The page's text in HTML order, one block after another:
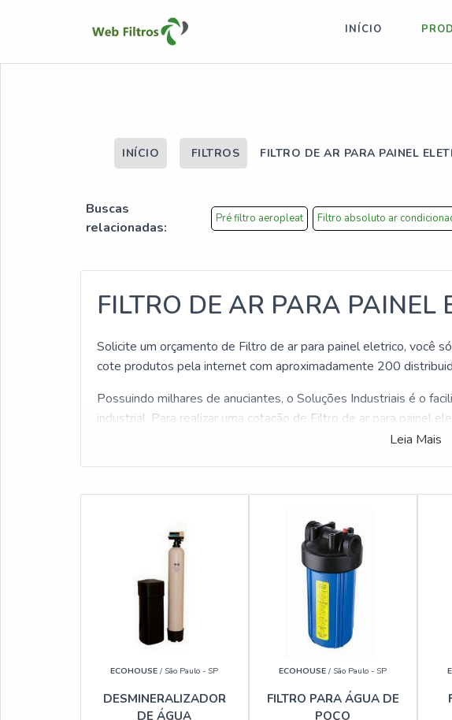
INÍCIO
INÍCIO FILTROS FILTRO DE AR PARA PAINEL
Buscas
relacionadas:
Pré filtro aeropleat Filtro absoluto ar
FILTRO DE AR PARA PAINEL
Solicite um orçamento de Filtro de ar para painel eletrico, você
cote produtos pela internet com aproximadamente 200
Possuindo milhares de anuciantes, o Soluções Industriais é o
industrial. Para realizar uma cotação de Filtro de ar para painel
Leia Mais
ECOHOUSE / São Paulo - SP
DESMINERALIZADOR
DE ÁGUA
ECOHOUSE / São Paulo - SP
FILTRO PARA ÁGUA DE
POÇO